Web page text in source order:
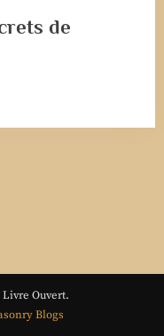
de
Livre Ouvert.
Blogs